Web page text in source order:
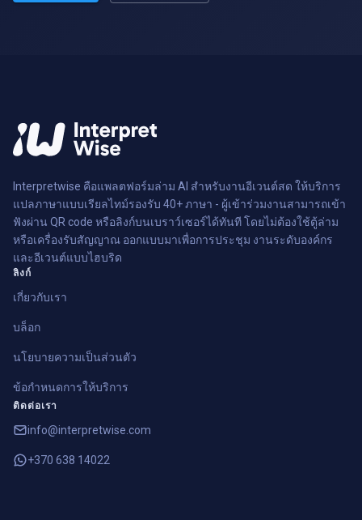
Interpretwise คือแพลตฟอร์มล่าม AI สำหรับงานอีเวนต์สด ให้บริการ
แปลภาษาแบบเรียลไทม์รองรับ 40+ ภาษา - ผู้เข้าร่วมงานสามารถเข้า
ฟังผ่าน QR code หรือลิงก์บนเบราว์เซอร์ได้ทันที โดยไม่ต้องใช้ตู้ล่าม
หรือเครื่องรับสัญญาณ ออกแบบมาเพื่อการประชุม งานระดับองค์กร
และอีเวนต์แบบไฮบริด
ลิงก์
เกี่ยวกับเรา
บล็อก
นโยบายความเป็นส่วนตัว
ข้อกำหนดการให้บริการ
ติดต่อเรา
info@interpretwise.com
+370 638 14022